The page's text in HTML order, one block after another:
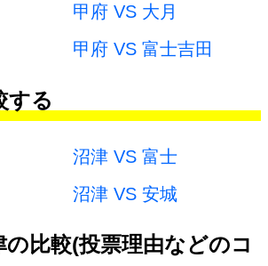
甲府 VS 大月
甲府 VS 富士吉田
る
沼津 VS 富士
沼津 VS 安城
比較(投票理由などのコ